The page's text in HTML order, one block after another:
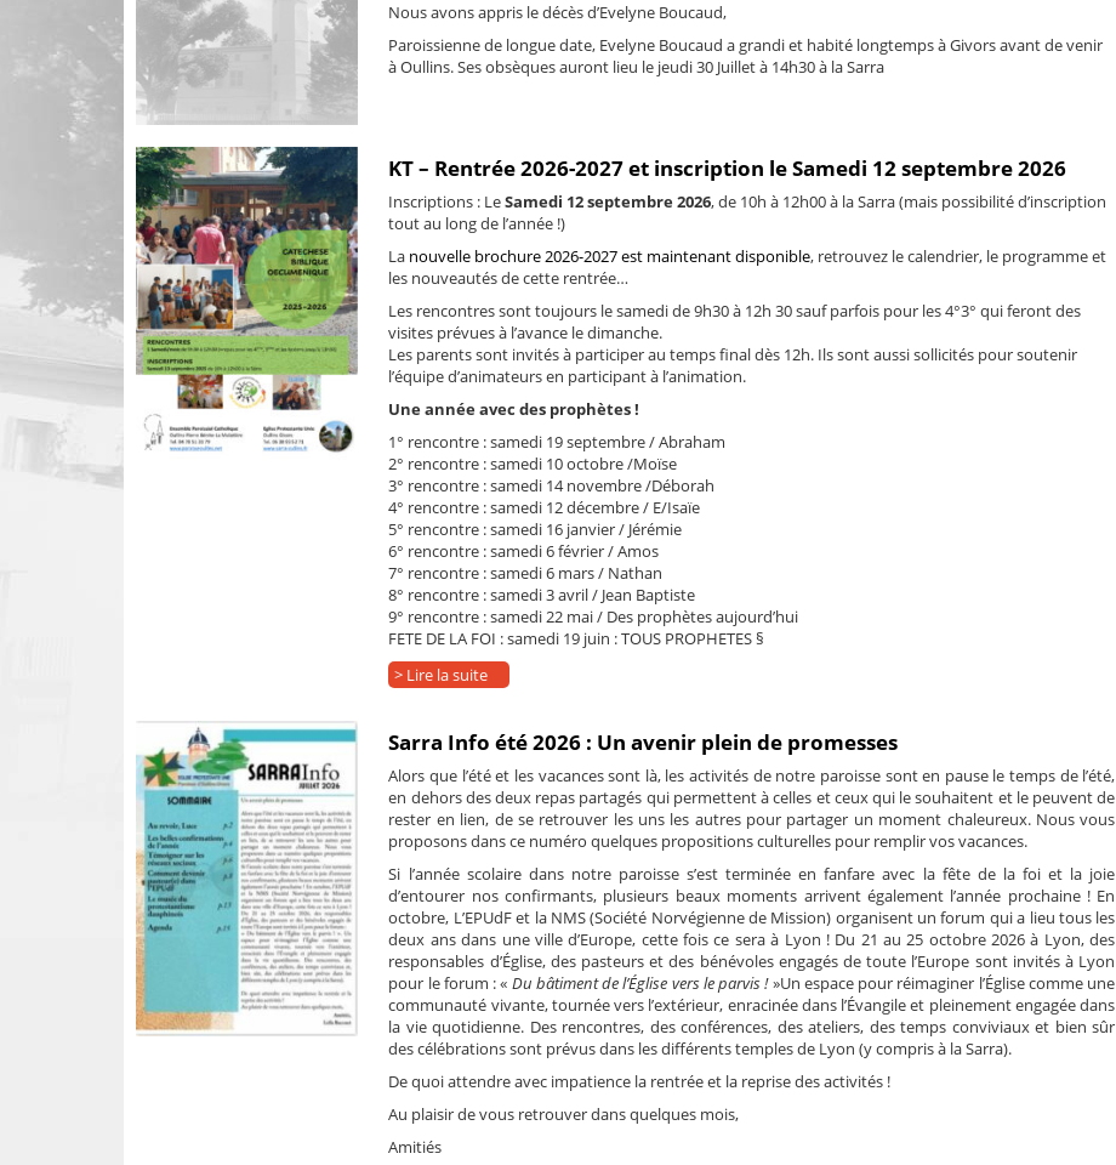
Nous avons appris le décès d’Evelyne Boucaud,
Paroissienne de longue date, Evelyne Boucaud a grandi et habité longtemps à Givors avant de venir
à Oullins. Ses obsèques auront lieu le jeudi 30 Juillet à 14h30 à la Sarra
KT – Rentrée 2026-2027 et inscription le Samedi 12 septembre 2026
Inscriptions : LeSamedi 12 septembre 2026, de 10h à 12h00 à la Sarra (mais possibilité d’inscription
tout au long de l’année !)
La nouvelle brochure 2026-2027 est maintenant disponible, retrouvez le calendrier, le programme et
les nouveautés de cette rentrée…
Les rencontres sont toujours le samedi de 9h30 à 12h 30 sauf parfois pour les 4°3° qui feront des
visites prévues à l’avance le dimanche.
Les parents sont invités à participer au temps final dès 12h. Ils sont aussi sollicités pour soutenir
l’équipe d’animateurs en participant à l’animation.
Une année avec des prophètes !
1° rencontre : samedi 19 septembre / Abraham
2° rencontre : samedi 10 octobre /Moïse
3° rencontre : samedi 14 novembre /Déborah
4° rencontre : samedi 12 décembre / E/Isaïe
5° rencontre : samedi 16 janvier / Jérémie
6° rencontre : samedi 6 février / Amos
7° rencontre : samedi 6 mars / Nathan
8° rencontre : samedi 3 avril / Jean Baptiste
9° rencontre : samedi 22 mai / Des prophètes aujourd’hui
FETE DE LA FOI : samedi 19 juin : TOUS PROPHETES §
> Lire la suite
Sarra Info été 2026 : Un avenir plein de promesses
Alors que l’été et les vacances sont là, les activités de notre paroisse sont en pause le temps de l’été,
en dehors des deux repas partagés qui permettent à celles et ceux qui le souhaitent et le peuvent de
rester en lien, de se retrouver les uns les autres pour partager un moment chaleureux. Nous vous
proposons dans ce numéro quelques propositions culturelles pour remplir vos vacances.
Si l’année scolaire dans notre paroisse s’est terminée en fanfare avec la fête de la foi et la joie
d’entourer nos confirmants, plusieurs beaux moments arrivent également l’année prochaine ! En
octobre, L’EPUdF et la NMS (Société Norvégienne de Mission) organisent un forum qui a lieu tous les
deux ans dans une ville d’Europe, cette fois ce sera à Lyon ! Du 21 au 25 octobre 2026 à Lyon, des
responsables d’Église, des pasteurs et des bénévoles engagés de toute l’Europe sont invités à Lyon
pour le forum : « Du bâtiment de l’Église vers le parvis !»Un espace pour réimaginer l’Église comme une
communauté vivante, tournée vers l’extérieur, enracinée dans l’Évangile et pleinement engagée dans
la vie quotidienne. Des rencontres, des conférences, des ateliers, des temps conviviaux et bien sûr
des célébrations sont prévus dans les différents temples de Lyon (y compris à la Sarra).
De quoi attendre avec impatience la rentrée et la reprise des activités !
Au plaisir de vous retrouver dans quelques mois,
Amitiés